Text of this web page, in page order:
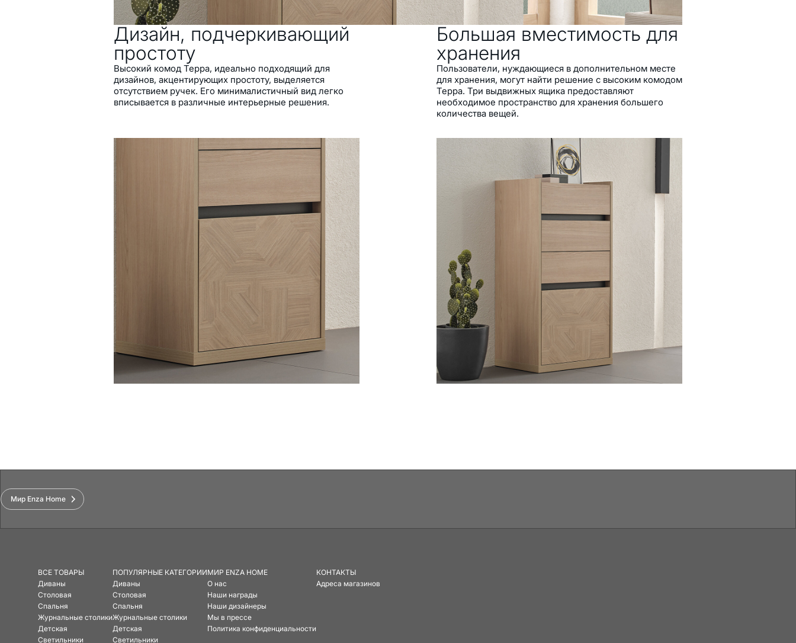
Дизайн, подчеркивающий
простоту
Высокий комод Терра, идеально подходящий для
дизайнов, акцентирующих простоту, выделяется
отсутствием ручек. Его минималистичный вид легко
вписывается в различные интерьерные решения.
Большая вместимость для
хранения
Пользователи, нуждающиеся в дополнительном месте
для хранения, могут найти решение с высоким комодом
Терра. Три выдвижных ящика предоставляют
необходимое пространство для хранения большего
количества вещей.
Мир Enza Home
ВСЕ ТОВАРЫ
Диваны
Столовая
Спальня
Журнальные столики
Детская
Светильники
ПОПУЛЯРНЫЕ КАТЕГОРИИ
Диваны
Столовая
Спальня
Журнальные столики
Детская
Светильники
МИР ENZA HOME
О нас
Наши награды
Наши дизайнеры
Мы в прессе
Политика конфиденциальности
КОНТАКТЫ
Адреса магазинов